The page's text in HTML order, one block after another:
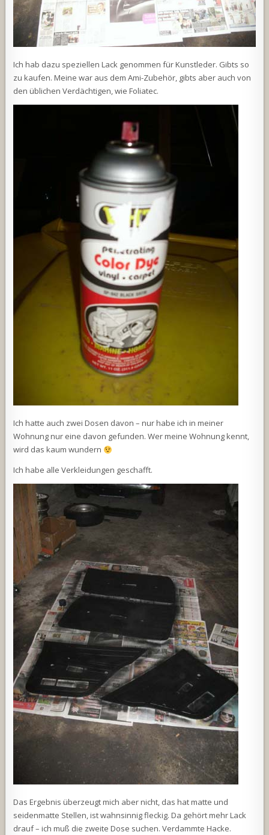
Ich hab dazu speziellen Lack genommen für Kunstleder. Gibts so
zu kaufen. Meine war aus dem Ami-Zubehör, gibts aber auch von
den üblichen Verdächtigen, wie Foliatec.
Ich hatte auch zwei Dosen davon – nur habe ich in meiner
Wohnung nur eine davon gefunden. Wer meine Wohnung kennt,
wird das kaum wundern
Ich habe alle Verkleidungen geschafft.
Das Ergebnis überzeugt mich aber nicht, das hat matte und
seidenmatte Stellen, ist wahnsinnig fleckig. Da gehört mehr Lack
drauf – ich muß die zweite Dose suchen. Verdammte Hacke.